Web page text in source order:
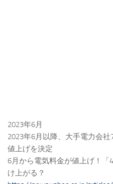
2023年6月
2023年6月以降、大手電力会
値上げを決定
6月から電気料金が値上げ！
け上がる？